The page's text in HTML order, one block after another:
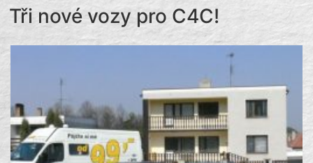
Tři nové vozy pro C4C!